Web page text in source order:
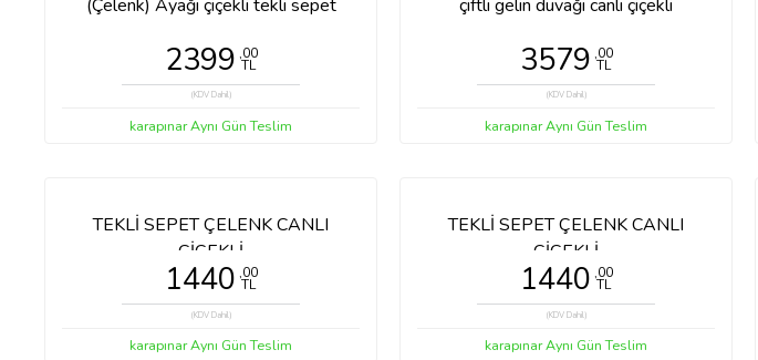
1079 TL
(KDV Dahil)
karapınar Aynı Gün Teslim
kırmızı gül buketi
1440,00
(KDV Dahil)